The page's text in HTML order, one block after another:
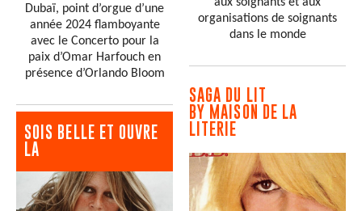
Dubaï, point d’orgue d’une
année 2024 flamboyante
avec le Concerto pour la
paix d’Omar Harfouch en
présence d’Orlando Bloom
SOIS BELLE ET OUVRE
LA
organisations de soignants
dans le monde
SAGA DU LIT
BY MAISON DE LA
LITERIE